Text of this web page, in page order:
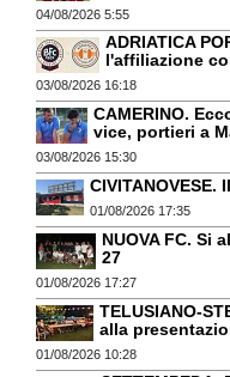
04/08/2026 5:55
ADRIATICA
l'affiliazione
03/08/2026 16:18
CAMERINO.
vice, portieri a
03/08/2026 15:30
01/08/2026 17:35
NUOVA FC. Si
27
01/08/2026 17:27
TELUSIANO-
alla
01/08/2026 10:28